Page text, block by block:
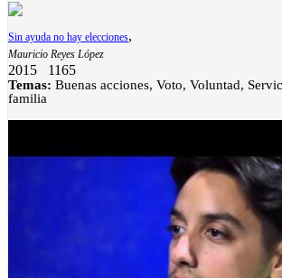
Sin ayuda no hay elecciones,
Mauricio Reyes López
2015 1165
Temas: Buenas acciones, Voto, Voluntad,
familia